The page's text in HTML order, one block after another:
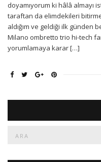
doyamıyorum ki hâlâ almayı
taraftan da elimdekileri
aldığım ve geldiği ilk günden
Milano ombretto trio hi-tech
yorumlamaya karar […]